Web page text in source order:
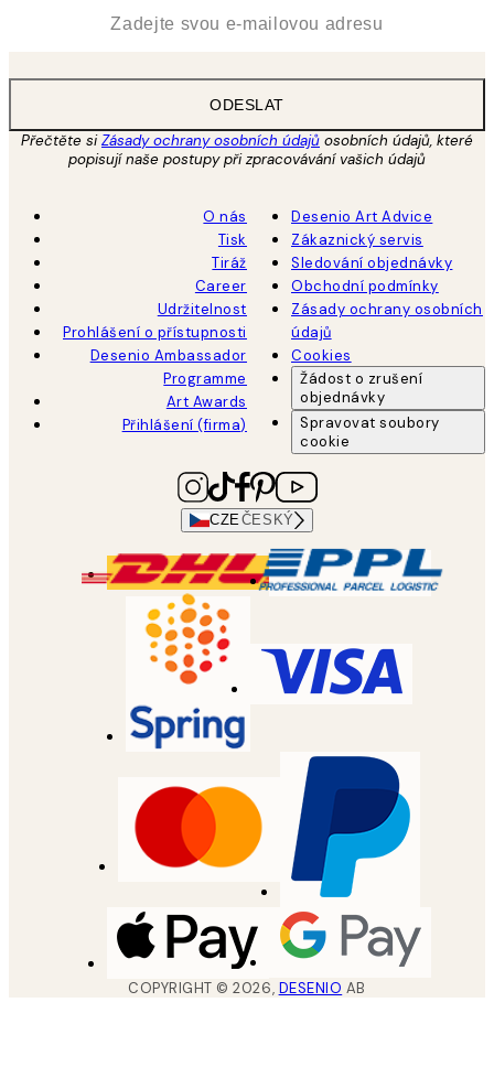
ODESLAT
Přečtěte siZásady ochrany osobních údajů osobních údajů, které
popisují naše postupy při zpracovávání vašich údajů
O nás
Tisk
Tiráž
Career
Udržitelnost
Prohlášení o přístupnosti
Desenio Ambassador
Programme
Art Awards
Přihlášení (firma)
Desenio Art Advice
Zákaznický servis
Sledování objednávky
Obchodní podmínky
Zásady ochrany osobních
údajů
Cookies
Žádost o zrušení
objednávky
Spravovat soubory
cookie
CZEČESKÝ
COPYRIGHT ©2026, DESENIO AB